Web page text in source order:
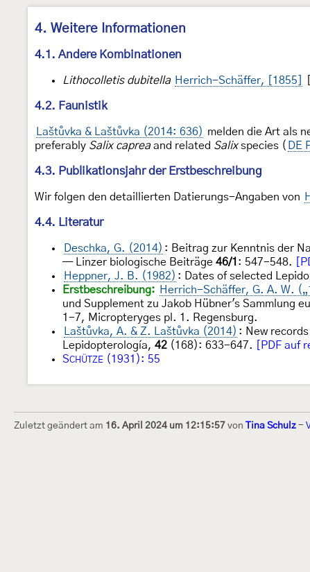
4. Weitere Informationen
4.1. Andere Kombinationen
Lithocolletis dubitella Herrich-Schäffer, [1855]
4.2. Faunistik
Laštůvka & Laštůvka (2014: 636) melden die Art als
preferably Salix capreaand related Salixspecies ( DE
4.3. Publikationsjahr der Erstbeschreibung
Wir folgen den detaillierten Datierungs-Angaben von
4.4. Literatur
Deschka, G. (2014) : Beitrag zur Kenntnis der
— Linzer biologische Beiträge 46/1 : 547-548.
Heppner, J. B. (1982) : Dates of selected
Erstbeschreibung: Herrich-Schäffer, G. A. W.
und Supplement zu Jakob Hübner's Sammlung
1-7, Micropteryges pl. 1. Regensburg.
Laštůvka, A. & Z. Laštůvka (2014) : New
Lepidopterología, 42 (168): 633-647.
[PDF auf
SCHÜTZE (1931): 55
Zuletzt geändert am 16. April 2024 um 12:15:57 von Tina Schulz -